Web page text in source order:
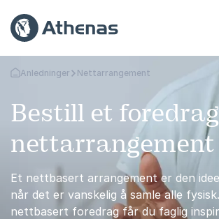
Gå tilbake til startsiden
Anledninger Nettarrangement
Bestill et
nettarrangement
Et nettbasert arrangement er den
når det er vanskelig å samle alle
nettbasert foredrag får du faglig